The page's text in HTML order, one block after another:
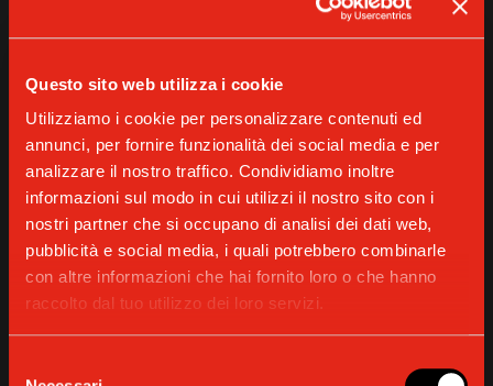
Questo sito web utilizza i cookie
Utilizziamo i cookie per personalizzare contenuti ed
annunci, per fornire funzionalità dei social media e per
analizzare il nostro traffico. Condividiamo inoltre
informazioni sul modo in cui utilizzi il nostro sito con i
nostri partner che si occupano di analisi dei dati web,
pubblicità e social media, i quali potrebbero combinarle
con altre informazioni che hai fornito loro o che hanno
raccolto dal tuo utilizzo dei loro servizi.
MANUALE D'USO + CREMA XL
SCARICA
NORME DI SICUREZZA